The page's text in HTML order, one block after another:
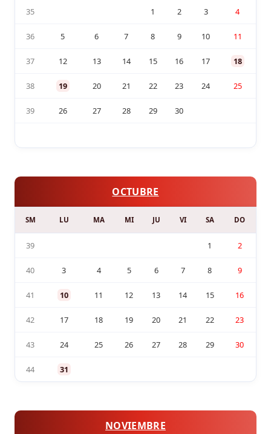
35 1 2 3 4
36 5 6 7 8 9 10 11
37 12 13 14 15 16 17 18
38 19 20 21 22 23 24 25
39 26 27 28 29 30
OCTUBRE
SM LU MA MI JU VI SA DO
39 1 2
40 3 4 5 6 7 8 9
41 10 11 12 13 14 15 16
42 17 18 19 20 21 22 23
43 24 25 26 27 28 29 30
44 31
NOVIEMBRE